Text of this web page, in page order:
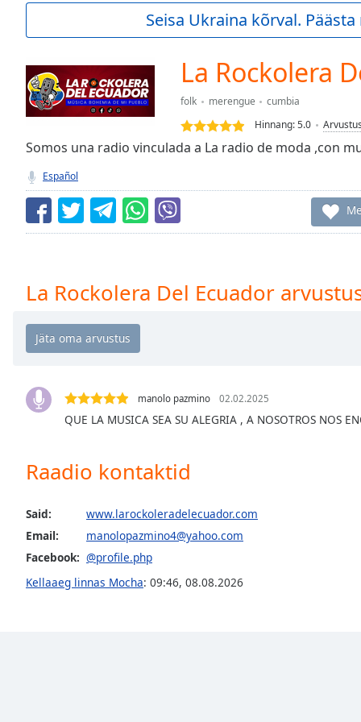
Current
Loaded:
0.00%
TypeLIVE
live,
currently
behind
LIVE
Remaining
Playback
Rate
Chapters
off,
subtitles
opens
Seisa Ukraina kõrval.
La Rockolera
folk merengue
cumbia
Hinnang:5.0
Somos una radio vinculada a La radio de moda ,con
Español
La Rockolera Del Ecuador
manolo pazmino 02.02.2025
QUE LA MUSICA SEA SU ALEGRIA , A NOSOTROS NOS
Raadio kontaktid
Said:
www.larockoleradelecuador.com
Email:
manolopazmino4@yahoo.com
Facebook: @profile.php
Kellaaeg linnas Mocha: 09:46, 08.08.2026